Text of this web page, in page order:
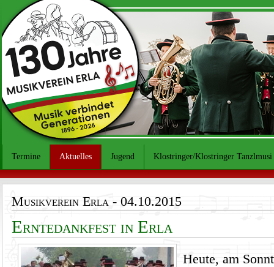
Termine Aktuelles Jugend Klostringer/Klostringer Tanzlmusi
Musikverein Erla- 04.10.2015
Erntedankfest in Erla
Heute, am